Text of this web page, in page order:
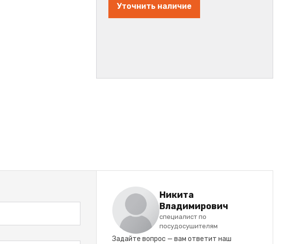
Уточнить наличие
Никита
Владимирович
специалист по
посудосушителям
Задайте вопрос — вам ответит наш